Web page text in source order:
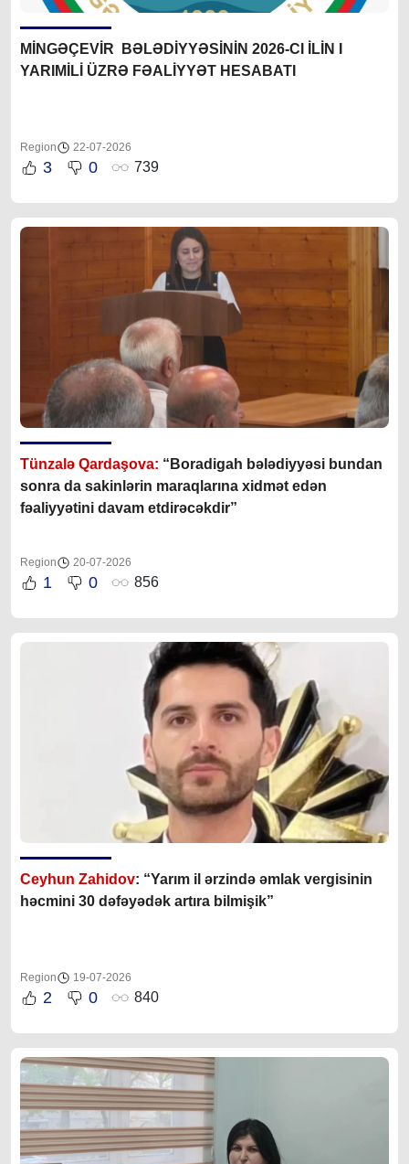
MİNGƏÇEVİR BƏLƏDİYYƏSİNİN 2026-CI İLİN I
YARIMİLİ ÜZRƏ FƏALİYYƏT HESABATI
Region 22-07-2026
3 0 739
Tünzalə Qardaşova: “Boradigah bələdiyyəsi bundan
sonra da sakinlərin maraqlarına xidmət edən
fəaliyyətini davam etdirəcəkdir”
Region 20-07-2026
1 0 856
Ceyhun Zahidov: “Yarım il ərzində əmlak vergisinin
həcmini 30 dəfəyədək artıra bilmişik”
Region 19-07-2026
2 0 840